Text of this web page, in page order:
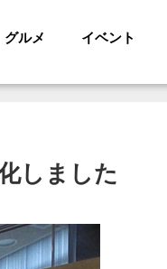
グルメ イベント
しました